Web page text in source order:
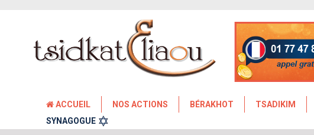
ACCUEIL NOS ACTIONS BÉRAKHOT TSADIKIM
SYNAGOGUE